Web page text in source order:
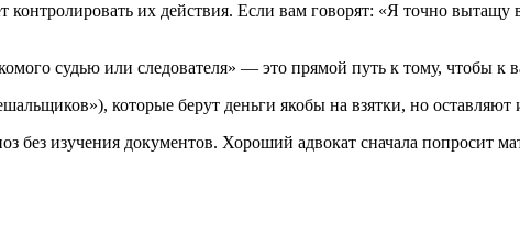
их действия. Если вам говорят: «Я точно вытащу
судью или следователя» — это прямой путь к тому, чтобы к
которые берут деньги якобы на взятки, но оставляют
без изучения документов. Хороший адвокат сначала попросит